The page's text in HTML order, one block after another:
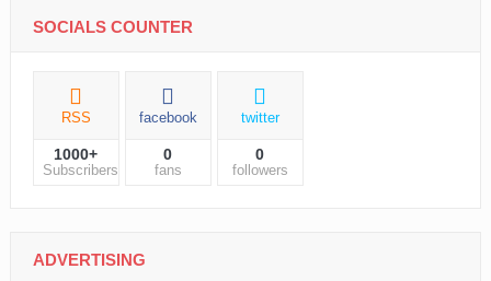
SOCIALS COUNTER
RSS
1000+
Subscribers
facebook
0
fans
twitter
0
followers
ADVERTISING